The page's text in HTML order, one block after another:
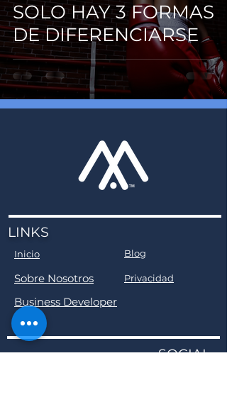
SOLO HAY 3 FORMAS
DE DIFERENCIARSE
LINKS
Inicio Blog
Sobre Nosotros Privacidad
Business Developer
SOCIAL